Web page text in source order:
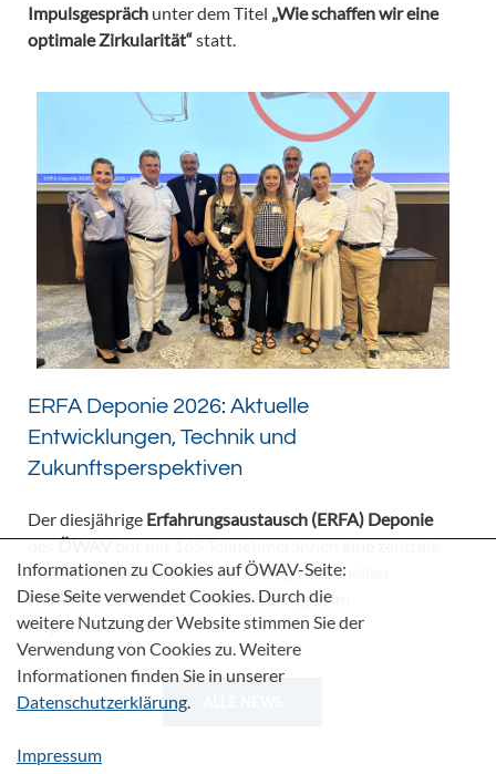
Impulsgespräch unter dem Titel „Wie schaffen wir eine
optimale Zirkularität“statt.
ERFA Deponie 2026: Aktuelle
Entwicklungen, Technik und
Zukunftsperspektiven
Der diesjährige Erfahrungsaustausch (ERFA) Deponie
desÖWAVbot mit 165 Teilnehmer:innen eine zentrale
Plattform für den fachlichen Dialog zu aktuellen
Herausforderungen und Entwicklungen im
Deponiebereich.
Informationen zu Cookies auf ÖWAV-Seite:
Diese Seite verwendet Cookies. Durch die
weitere Nutzung der Website stimmen Sie der
Verwendung von Cookies zu. Weitere
Informationen finden Sie in unserer
Datenschutzerklärung.
Impressum